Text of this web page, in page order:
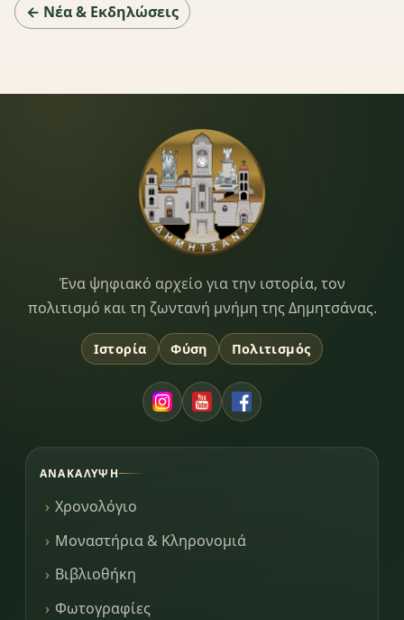
← Νέα & Εκδηλώσεις
Dimitsana.gr
Ένα ψηφιακό αρχείο για την ιστορία, τον
πολιτισμό και τη ζωντανή μνήμη της Δημητσάνας.
Ιστορία Φύση Πολιτισμός
ΑΝΑΚΆΛΥΨΗ
Χρονολόγιο
Μοναστήρια & Κληρονομιά
Βιβλιοθήκη
Φωτογραφίες